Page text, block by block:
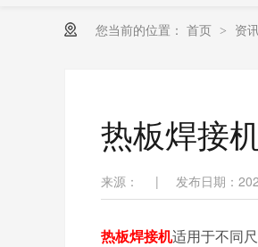
您当前的位置： 首页 > 资
热板焊接
来源： | 发布日期：
热板焊接机适用于不同